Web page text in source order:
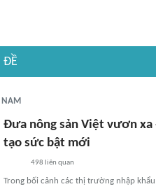
ĐỀ
NAM
Đưa nông sản Việt vươn xa
tạo sức bật mới
498 liên quan
Trong bối cảnh các thị trường nhập